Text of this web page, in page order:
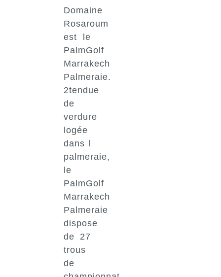
Domaine
Rosaroum
est le
PalmGolf
Marrakech
Palmeraie.
2tendue
de
verdure
logée
dans l
palmeraie,
le
PalmGolf
Marrakech
Palmeraie
dispose
de 27
trous
de